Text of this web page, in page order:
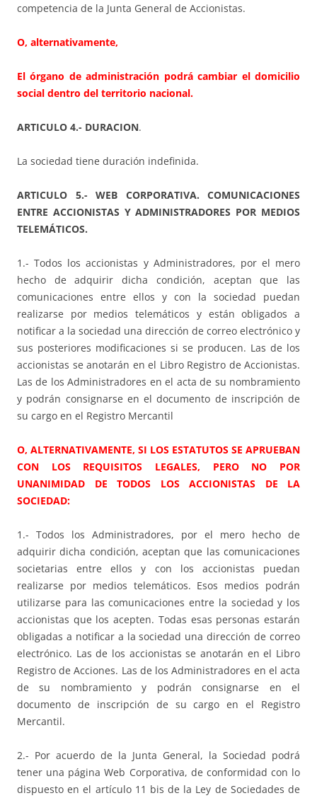
competencia de la Junta General de Accionistas.
O, alternativamente,
El órgano de administración podrá cambiar el domicilio
social dentro del territorio nacional.
ARTICULO 4.- DURACION.
La sociedad tiene duración indefinida.
ARTICULO 5.- WEB CORPORATIVA. COMUNICACIONES
ENTRE ACCIONISTAS Y ADMINISTRADORES POR MEDIOS
TELEMÁTICOS.
1.- Todos los accionistas y Administradores, por el mero
hecho de adquirir dicha condición, aceptan que las
comunicaciones entre ellos y con la sociedad puedan
realizarse por medios telemáticos y están obligados a
notificar a la sociedad una dirección de correo electrónico y
sus posteriores modificaciones si se producen. Las de los
accionistas se anotarán en el Libro Registro de Accionistas.
Las de los Administradores en el acta de su nombramiento
y podrán consignarse en el documento de inscripción de
su cargo en el Registro Mercantil
O, ALTERNATIVAMENTE, SI LOS ESTATUTOS SE APRUEBAN
CON LOS REQUISITOS LEGALES, PERO NO POR
UNANIMIDAD DE TODOS LOS ACCIONISTAS DE LA
SOCIEDAD:
1.- Todos los Administradores, por el mero hecho de
adquirir dicha condición, aceptan que las comunicaciones
societarias entre ellos y con los accionistas puedan
realizarse por medios telemáticos. Esos medios podrán
utilizarse para las comunicaciones entre la sociedad y los
accionistas que los acepten. Todas esas personas estarán
obligadas a notificar a la sociedad una dirección de correo
electrónico. Las de los accionistas se anotarán en el Libro
Registro de Acciones. Las de los Administradores en el acta
de su nombramiento y podrán consignarse en el
documento de inscripción de su cargo en el Registro
Mercantil.
2.- Por acuerdo de la Junta General, la Sociedad podrá
tener una página Web Corporativa, de conformidad con lo
dispuesto en el artículo 11 bis de la Ley de Sociedades de